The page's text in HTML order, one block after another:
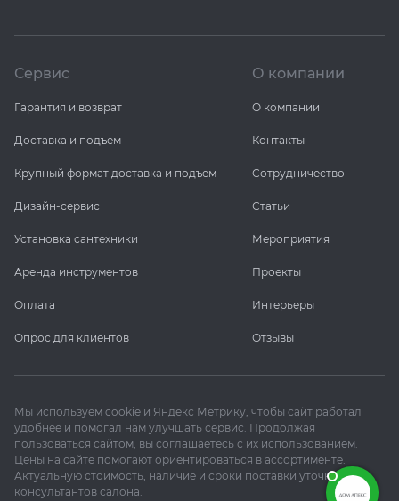
Сервис
Гарантия и возврат
Доставка и подъем
Крупный формат доставка и подъем
Дизайн-сервис
Установка сантехники
Аренда инструментов
Оплата
Опрос для клиентов
О компании
О компании
Контакты
Сотрудничество
Статьи
Мероприятия
Проекты
Интерьеры
Отзывы
Мы используем cookie и Яндекс Метрику, чтобы сайт работал
удобнее и помогал нам улучшать сервис. Продолжая
пользоваться сайтом, вы соглашаетесь с их использованием.
Цены на сайте помогают ориентироваться в ассортименте.
Актуальную стоимость, наличие и сроки поставки уточняйте у
консультантов салона.